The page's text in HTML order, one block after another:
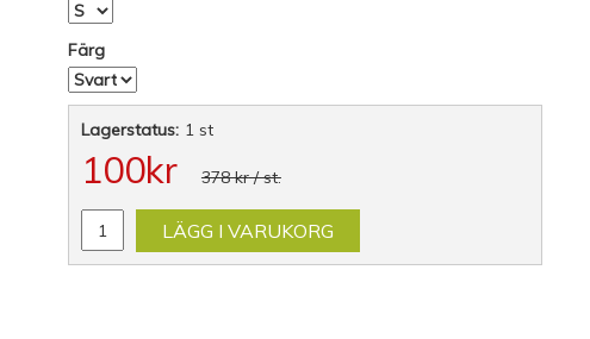
Färg
Lagerstatus: 1 st
100kr 378 kr/ st.
LÄGG I VARUKORG